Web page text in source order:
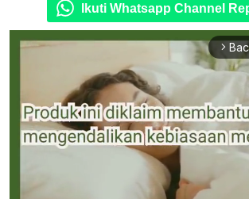
Ikuti Whatsapp Channel
arrow_forward_ios